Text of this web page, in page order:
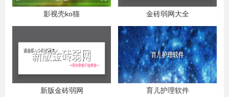
影视壳ko猫 金砖弱网大全
新版金砖弱网 育儿护理软件